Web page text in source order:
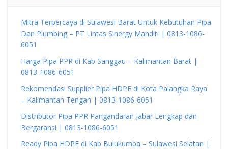
Mitra Terpercaya di Sulawesi Barat Untuk Kebutuhan Pipa
Dan Plumbing – PT Lintas Sinergy Mandiri | 0813-1086-
6051
Harga Pipa PPR di Kab Sanggau – Kalimantan Barat |
0813-1086-6051
Rekomendasi Supplier Pipa HDPE di Kota Palangka Raya
– Kalimantan Tengah | 0813-1086-6051
Distributor Pipa PPR Pangandaran Jabar Lengkap dan
Bergaransi | 0813-1086-6051
Ready Pipa HDPE di Kab Bulukumba – Sulawesi Selatan |